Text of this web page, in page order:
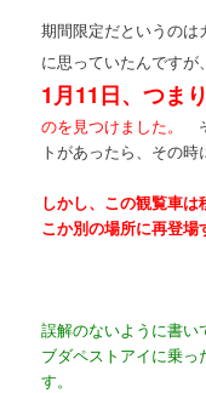
期間限定だというの
に思っていたんです
1月11日、つま
のを見つけました。
トがあったら、その
しかし、この観覧車
こか別の場所に再登
誤解のないように書い
ブダペストアイに乗
す。